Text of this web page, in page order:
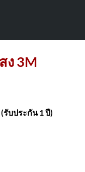
ง 3M
รับประกัน 1 ปี)